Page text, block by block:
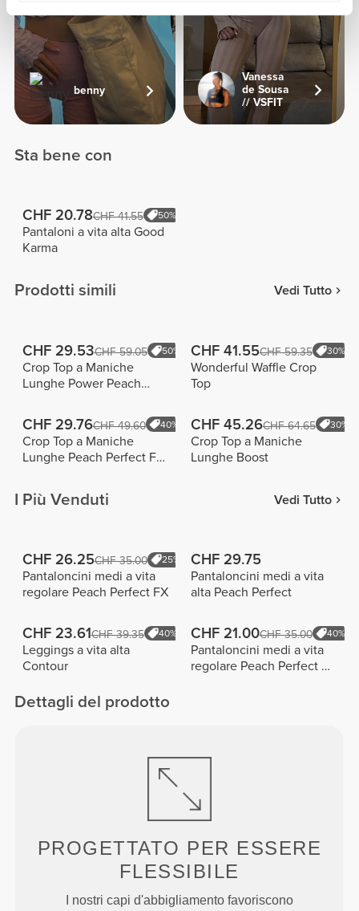
benny
Vanessa
de Sousa
// VSFIT
Sta bene con
CHF 20.78CHF 41.55 50%
Pantaloni a vita alta Good
Karma
Prodotti simili Vedi Tutto
CHF 29.53CHF 59.05 50%
Crop Top a Maniche
Lunghe Power Peach
CHF 41.55CHF 59.35 30%
Wonderful Waffle Crop
Top
CHF 29.76CHF 49.60 40%
Crop Top a Maniche
Lunghe Peach Perfect FX
CHF 45.26CHF 64.65 30%
Crop Top a Maniche
Lunghe Boost
I Più Venduti Vedi Tutto
CHF 26.25CHF 35.00 25%
Pantaloncini medi a vita
regolare Peach Perfect FX
CHF 29.75
Pantaloncini medi a vita
alta Peach Perfect
CHF 23.61CHF 39.35 40%
Leggings a vita alta
Contour
CHF 21.00CHF 35.00 40%
Pantaloncini medi a vita
regolare Peach Perfect FX
Dettagli del prodotto
PROGETTATO PER ESSERE
FLESSIBILE
I nostri capi d'abbigliamento favoriscono